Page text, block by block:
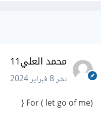
محمد العلي11
نشر8 فبراير 2024
For ( let go of me) {